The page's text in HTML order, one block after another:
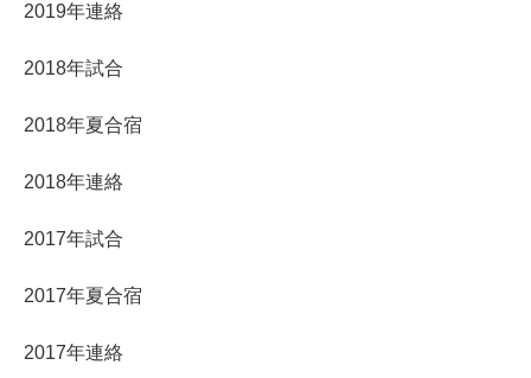
2019年連絡
2018年試合
2018年夏合宿
2018年連絡
2017年試合
2017年夏合宿
2017年連絡